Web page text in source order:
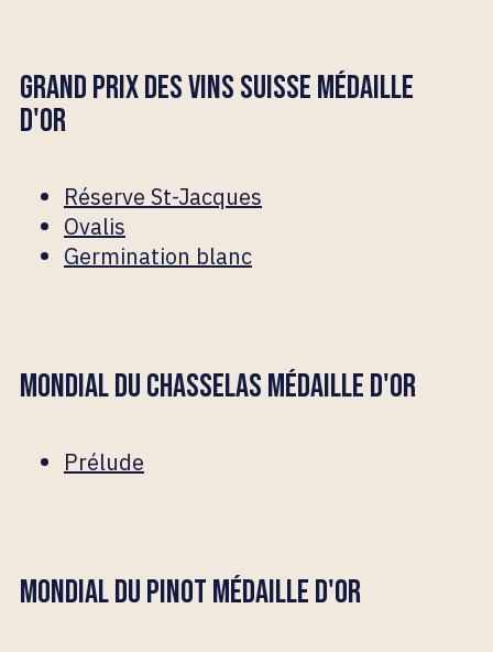
GRAND PRIX DES VINS SUISSE MÉDAILLE
D'OR
Réserve St-Jacques
Ovalis
Germination blanc
MONDIAL DU CHASSELAS MÉDAILLE D'OR
Prélude
MONDIAL DU PINOT MÉDAILLE D'OR